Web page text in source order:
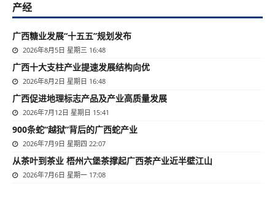
产经
广西糖业发展“十五五”规划发布
2026年8月5日 星期三 16:48
广西十大支柱产业提速发展结构向优
2026年8月2日 星期日 16:48
广西促进地理标志产品及产业高质量发展
2026年7月12日 星期日 15:41
900条蛇“越狱”背后的广西蛇产业
2026年7月9日 星期四 22:07
从茶叶到茶业 梧州六堡茶撑起广西茶产业近半壁江山
2026年7月6日 星期一 17:08